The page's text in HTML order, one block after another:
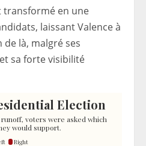
transformé en une
laissant Valence à
là, malgré ses
sa forte visibilité